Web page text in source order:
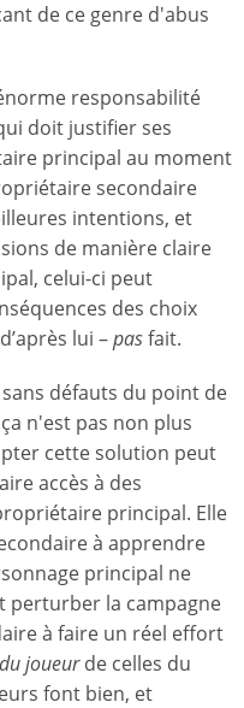
de ce genre d'abus
responsabilité
doit justifier ses
principal au moment
secondaire
intentions, et
de manière claire
celui-ci peut
des choix
lui –pasfait.
défauts du point de
n'est pas non plus
cette solution peut
accès à des
principal. Elle
à apprendre
principal ne
perturber la campagne
à faire un réel effort
joueurde celles du
font bien, et